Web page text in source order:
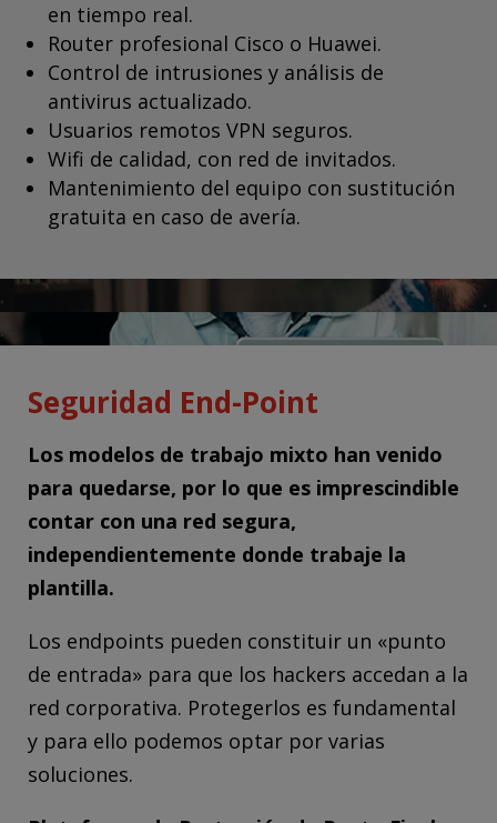
en tiempo real.
Router profesional Cisco o Huawei.
Control de intrusiones y análisis de
antivirus actualizado.
Usuarios remotos VPN seguros.
Wifi de calidad, con red de invitados.
Mantenimiento del equipo con sustitución
gratuita en caso de avería.
.
.
Seguridad End-Point
Los modelos de trabajo mixto han venido
para quedarse, por lo que es imprescindible
contar con una red segura,
independientemente donde trabaje la
plantilla.
Los endpoints pueden constituir un «punto
de entrada» para que los hackers accedan a la
red corporativa. Protegerlos es fundamental
y para ello podemos optar por varias
soluciones.